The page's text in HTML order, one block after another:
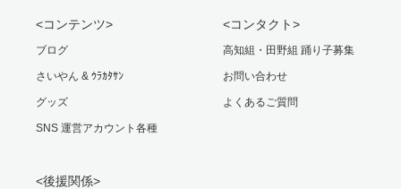
<コンテンツ>
ブログ
さいやん & ｳﾗｶﾀｻﾝ
グッズ
SNS 運営アカウント各種
<コンタクト>
高知組・田野組 踊り子募集
お問い合わせ
よくあるご質問
<後援関係>